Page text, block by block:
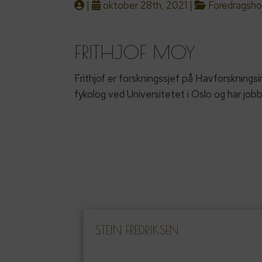
| oktober 28th, 2021 |
FRITHJOF MOY
Frithjof er forskningssjef på
fykolog ved Universitetet i Oslo og har
STEIN FREDRIKSEN